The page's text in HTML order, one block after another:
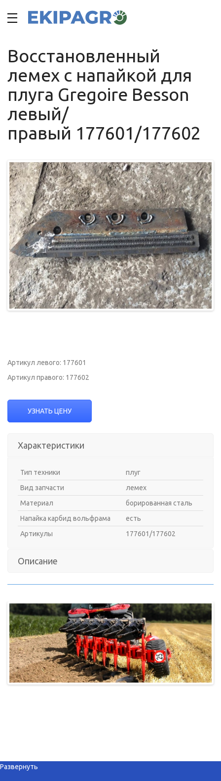
Восстановленный
лемех с напайкой для
плуга Gregoire Besson
левый/
правый 177601/177602
Артикул левого: 177601
Артикул правого: 177602
УЗНАТЬ ЦЕНУ
Характеристики
Тип техники
плуг
Вид запчасти
лемех
Материал
борированная сталь
Напайка карбид вольфрама
есть
Артикулы
177601/177602
Описание
Развернуть